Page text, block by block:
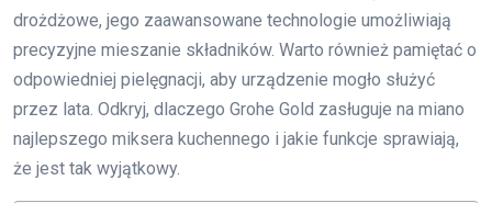
drożdżowe, jego zaawansowane technologie umożliwiają
precyzyjne mieszanie składników. Warto również pamiętać o
odpowiedniej pielęgnacji, aby urządzenie mogło służyć
przez lata. Odkryj, dlaczego Grohe Gold zasługuje na miano
najlepszego miksera kuchennego i jakie funkcje sprawiają,
że jest tak wyjątkowy.